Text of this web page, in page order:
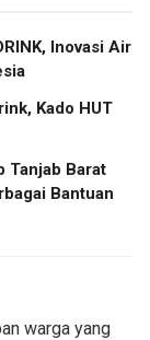
Inovasi Air
Kado HUT
Tanjab Barat
Bantuan
warga yang